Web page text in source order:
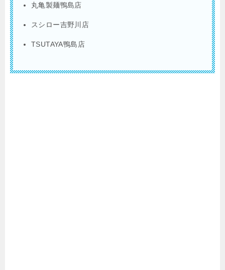
丸亀製麺鴨島店
スシロー吉野川店
TSUTAYA鴨島店